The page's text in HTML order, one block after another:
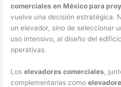
comerciales en México para
vuelve una decisión estratégica.
un elevador, sino de seleccionar
uso intensivo, al diseño del
operativas.
Loselevadores comerciales,
complementarias como